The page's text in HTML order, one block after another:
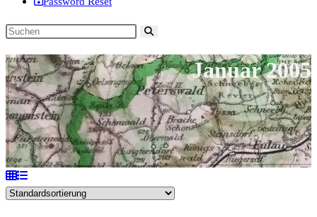
Diese
durchsuchen
Januar 2005